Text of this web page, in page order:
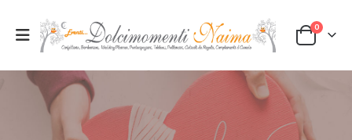
0
Oggettistica
Feste di laurea
Bomboniere
Confettata